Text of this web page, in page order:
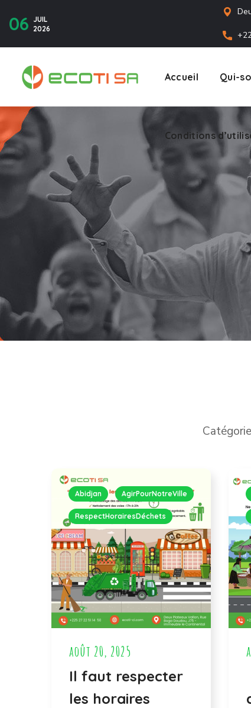
06 JUIL
2026
Accueil Qui-
Conditions
Abidjan AgirPourNotreVille
RespectHorairesDéchets
août 20, 2025
Il faut respecter
les horaires